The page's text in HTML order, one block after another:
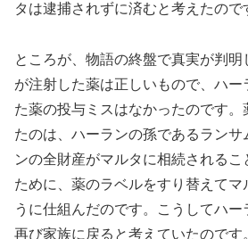
タは逮捕されずに済むと考えたので
ところが、物語の終盤で真実が判明
が注射した薬は正しいもので、ハー
た薬の投与ミスはなかったのです。
たのは、ハーランの孫であるランサ
ンの全財産がマルタに相続される
ために、薬のラベルをすり替えてマ
うに仕組んだのです。こうしてハ
再び家族に戻ると考えていたので